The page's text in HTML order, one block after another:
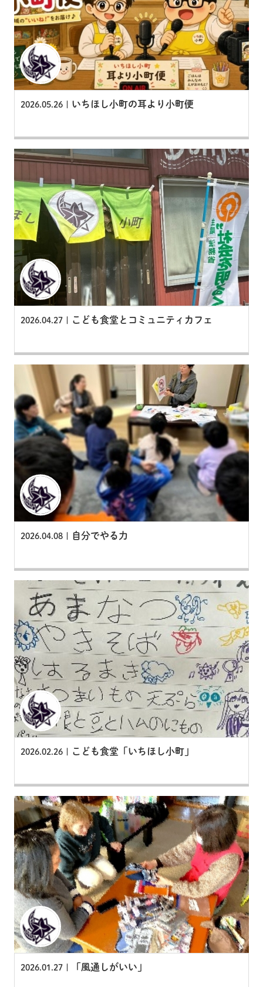
2026.05.26 | いちほし小町の耳より小町便
2026.04.27 | こども食堂とコミュニティカフェ
2026.04.08 | 自分でやる力
2026.02.26 | こども食堂「いちほし小町」
2026.01.27 | 「風通しがいい」